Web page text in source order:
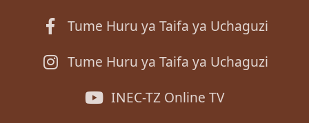
Tume Huru ya Taifa ya Uchaguzi
Tume Huru ya Taifa ya Uchaguzi
INEC-TZ Online TV